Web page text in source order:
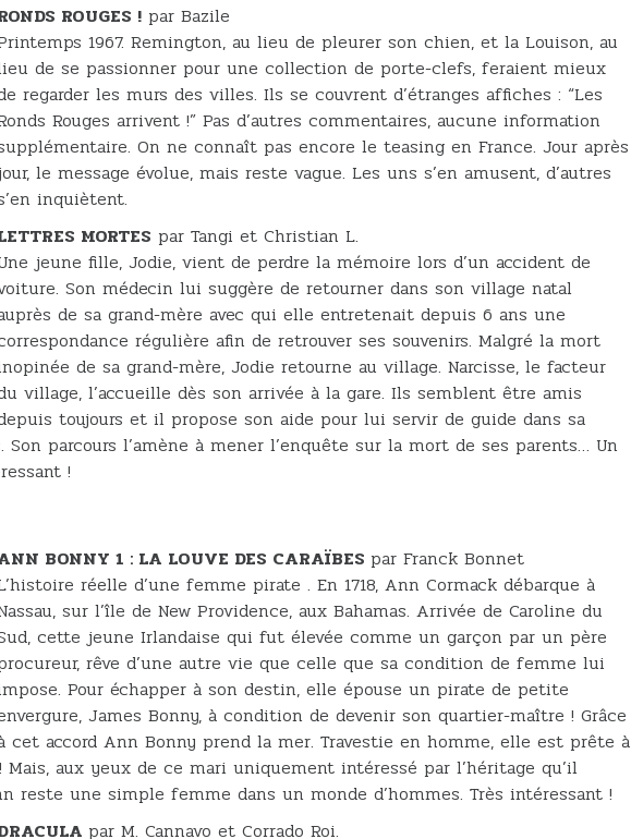
ROUGES ! par Bazile
1967. Remington, au lieu de pleurer son chien, et la Louison, au
de se passionner pour une collection de porte-clefs, feraient mieux
regarder les murs des villes. Ils se couvrent d’étranges affiches : “Les
Rouges arrivent !” Pas d’autres commentaires, aucune information
On ne connaît pas encore le teasing en France. Jour après
jour, le message évolue, mais reste vague. Les uns s’en amusent, d’autres
inquiètent.
MORTES par Tangi et Christian L.
jeune fille, Jodie, vient de perdre la mémoire lors d’un accident de
Son médecin lui suggère de retourner dans son village natal
de sa grand-mère avec qui elle entretenait depuis 6 ans une
régulière afin de retrouver ses souvenirs. Malgré la mort
de sa grand-mère, Jodie retourne au village. Narcisse, le facteur
village, l’accueille dès son arrivée à la gare. Ils semblent être amis
toujours et il propose son aide pour lui servir de guide dans sa
Son parcours l’amène à mener l’enquête sur la mort de ses parents… Un
!
BONNY 1 : LA LOUVE DES CARAÏBES par Franck Bonnet
réelle d’une femme pirate . En 1718, Ann Cormack débarque à
sur l’île de New Providence, aux Bahamas. Arrivée de Caroline du
cette jeune Irlandaise qui fut élevée comme un garçon par un père
rêve d’une autre vie que celle que sa condition de femme lui
Pour échapper à son destin, elle épouse un pirate de petite
James Bonny, à condition de devenir son quartier-maître ! Grâce
cet accord Ann Bonny prend la mer. Travestie en homme, elle est prête à
Mais, aux yeux de ce mari uniquement intéressé par l’héritage qu’il
reste une simple femme dans un monde d’hommes. Très intéressant !
par M. Cannavo et Corrado Roi.